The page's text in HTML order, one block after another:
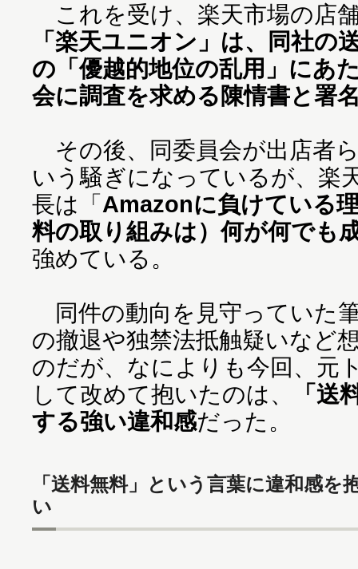
これを受け、楽天市場の店
「楽天ユニオン」は、同社の
の「優越的地位の乱用」にあ
会に調査を求める陳情書と署
その後、同委員会が出店者
いう騒ぎになっているが、楽
長は「Amazonに負けている
料の取り組みは）何が何でも
強めている。
同件の動向を見守っていた
の撤退や独禁法抵触疑いなど
のだが、なによりも今回、元
して改めて抱いたのは、
「送
する強い違和感だった。
「送料無料」という言葉に違和感
い